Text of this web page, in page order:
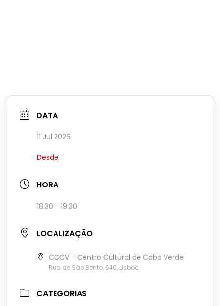
DATA
11 Jul 2026
Desde
HORA
18:30 - 19:30
LOCALIZAÇÃO
CCCV - Centro Cultural de Cabo Verde
Rua de São Bento, 640, Lisboa
CATEGORIAS